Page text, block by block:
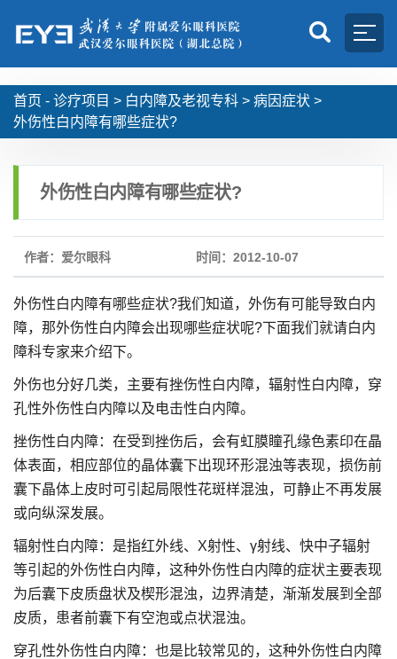
首页 - 诊疗项目 > 白内障及老视专科 > 病因症状 >
外伤性白内障有哪些症状?
外伤性白内障有哪些症状?
作者：爱尔眼科 时间：2012-10-07
外伤性白内障有哪些症状?我们知道，外伤有可能导致白内
障，那外伤性白内障会出现哪些症状呢?下面我们就请白内
障科专家来介绍下。
外伤也分好几类，主要有挫伤性白内障，辐射性白内障，穿
孔性外伤性白内障以及电击性白内障。
挫伤性白内障：在受到挫伤后，会有虹膜瞳孔缘色素印在晶
体表面，相应部位的晶体囊下出现环形混浊等表现，损伤前
囊下晶体上皮时可引起局限性花斑样混浊，可静止不再发展
或向纵深发展。
辐射性白内障：是指红外线、X射性、γ射线、快中子辐射
等引起的外伤性白内障，这种外伤性白内障的症状主要表现
为后囊下皮质盘状及楔形混浊，边界清楚，渐渐发展到全部
皮质，患者前囊下有空泡或点状混浊。
穿孔性外伤性白内障：也是比较常见的，这种外伤性白内障